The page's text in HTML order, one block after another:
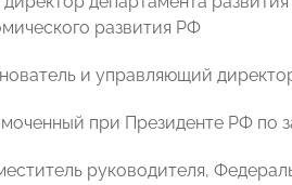
развития РФ
и управляющий
при Президенте РФ по
руководителя,